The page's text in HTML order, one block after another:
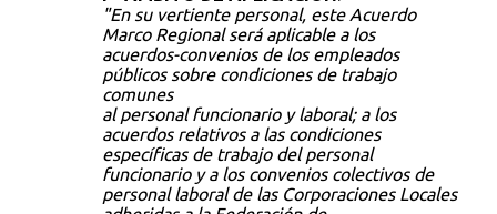
"En su vertiente personal, este Acuerdo
Marco Regional será aplicable a los
acuerdos-convenios de los empleados
públicos sobre condiciones de trabajo
comunes
al personal funcionario y laboral; a los
acuerdos relativos a las condiciones
específicas de trabajo del personal
funcionario y a los convenios colectivos de
personal laboral de las Corporaciones Locales